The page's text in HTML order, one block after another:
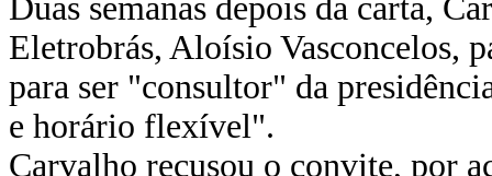
Duas semanas depois da carta,
Eletrobrás, Aloísio Vasconcelos,
para ser "consultor" da
e horário flexível".
Carvalho recusou o convite, por